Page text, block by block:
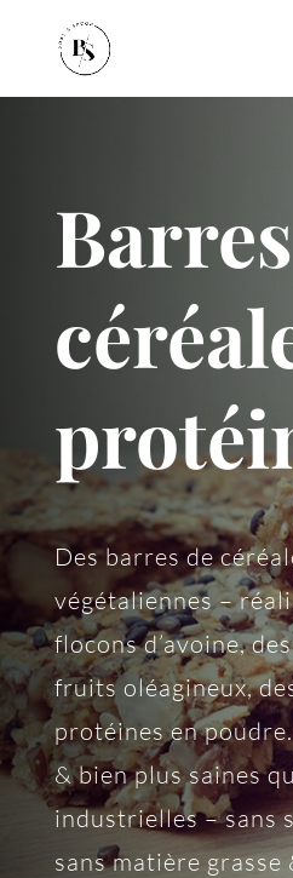
Des barres de
végétaliennes –
flocons d’avoine,
fruits oléagineux,
protéines en
& bien plus saines
industrielles – sans
sans matière grasse